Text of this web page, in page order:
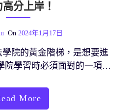
分上岸！
On 2024年1月17日
院的黃金階梯，是想要進
院學習時必須面對的一項…
More